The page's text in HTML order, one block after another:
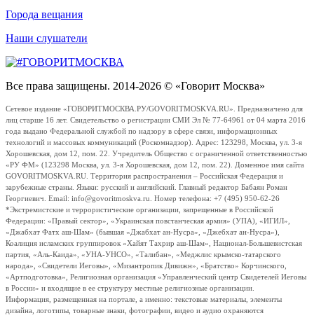
Города вещания
Наши слушатели
Все права защищены. 2014-2026 © «Говорит Москва»
Сетевое издание «ГОВОРИТМОСКВА.РУ/GOVORITMOSKVA.RU». Предназначено для
лиц старше 16 лет. Свидетельство о регистрации СМИ Эл № 77-64961 от 04 марта 2016
года выдано Федеральной службой по надзору в сфере связи, информационных
технологий и массовых коммуникаций (Роскомнадзор). Адрес: 123298, Москва, ул. 3-я
Хорошевская, дом 12, пом. 22. Учредитель Общество с ограниченной ответственностью
«РУ ФМ» (123298 Москва, ул. 3-я Хорошевская, дом 12, пом. 22). Доменное имя сайта
GOVORITMOSKVA.RU. Территория распространения – Российская Федерация и
зарубежные страны. Языки: русский и английский. Главный редактор Бабаян Роман
Георгиевич. Email: info@govoritmoskva.ru. Номер телефона: +7 (495) 950-62-26
*Экстремистские и террористические организации, запрещенные в Российской
Федерации: «Правый сектор», «Украинская повстанческая армия» (УПА), «ИГИЛ»,
«Джабхат Фатх аш-Шам» (бывшая «Джабхат ан-Нусра», «Джебхат ан-Нусра»),
Коалиция исламских группировок «Хайят Тахрир аш-Шам», Национал-Большевистская
партия, «Аль-Каида», «УНА-УНСО», «Талибан», «Меджлис крымско-татарского
народа», «Свидетели Иеговы», «Мизантропик Дивижн», «Братство» Корчинского,
«Артподготовка», Религиозная организация «Управленческий центр Свидетелей Иеговы
в России» и входящие в ее структуру местные религиозные организации.
Информация, размещенная на портале, а именно: текстовые материалы, элементы
дизайна, логотипы, товарные знаки, фотографии, видео и аудио охраняются